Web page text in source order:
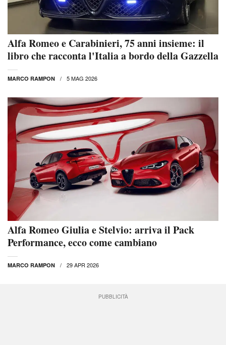
Alfa Romeo e Carabinieri, 75 anni insieme: il
libro che racconta l'Italia a bordo della Gazzella
MARCO RAMPON 5 MAG 2026
Alfa Romeo Giulia e Stelvio: arriva il Pack
Performance, ecco come cambiano
MARCO RAMPON 29 APR 2026
PUBBLICITÀ